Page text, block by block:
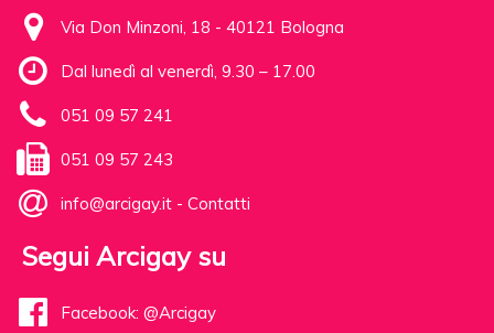
Via Don Minzoni, 18 - 40121 Bologna
Dal lunedì al venerdì, 9.30 – 17.00
051 09 57 241
051 09 57 243
info@arcigay.it - Contatti
Segui Arcigay su
Facebook: @Arcigay